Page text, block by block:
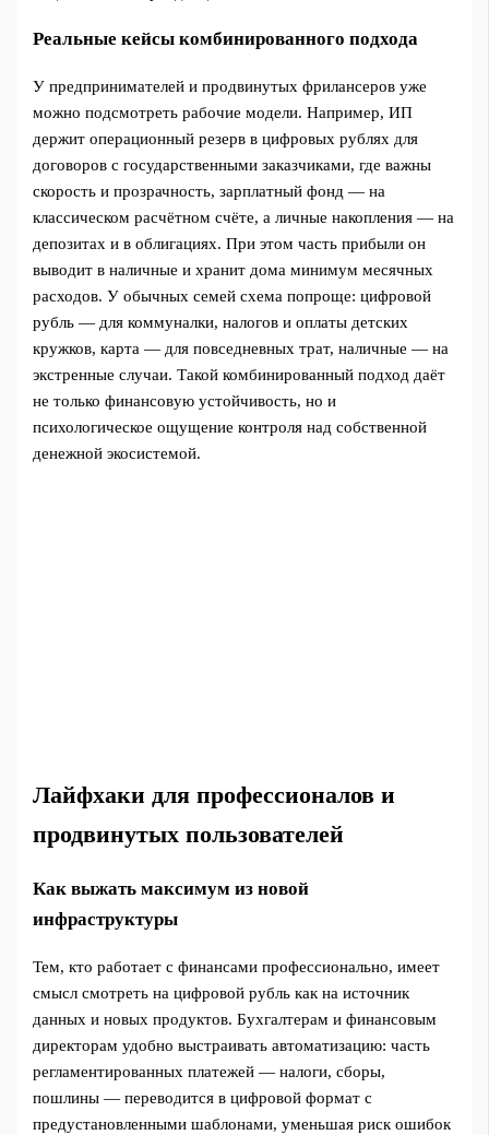
Реальные кейсы комбинированного подхода
У предпринимателей и продвинутых фрилансеров уже
можно подсмотреть рабочие модели. Например, ИП
держит операционный резерв в цифровых рублях для
договоров с государственными заказчиками, где важны
скорость и прозрачность, зарплатный фонд — на
классическом расчётном счёте, а личные накопления — на
депозитах и в облигациях. При этом часть прибыли он
выводит в наличные и хранит дома минимум месячных
расходов. У обычных семей схема попроще: цифровой
рубль — для коммуналки, налогов и оплаты детских
кружков, карта — для повседневных трат, наличные — на
экстренные случаи. Такой комбинированный подход даёт
не только финансовую устойчивость, но и
психологическое ощущение контроля над собственной
денежной экосистемой.
Лайфхаки для профессионалов и
продвинутых пользователей
Как выжать максимум из новой
инфраструктуры
Тем, кто работает с финансами профессионально, имеет
смысл смотреть на цифровой рубль как на источник
данных и новых продуктов. Бухгалтерам и финансовым
директорам удобно выстраивать автоматизацию: часть
регламентированных платежей — налоги, сборы,
пошлины — переводится в цифровой формат с
предустановленными шаблонами, уменьшая риск ошибок